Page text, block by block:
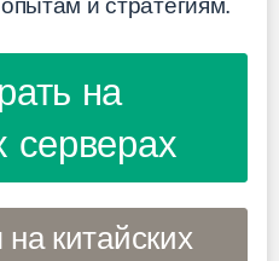
на
серверах
китайских